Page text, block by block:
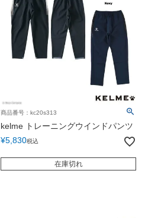
商品番号：kc20s313
kelme トレーニングウインドパンツ
¥5,830税込
在庫切れ